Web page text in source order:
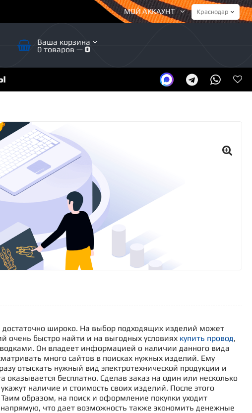
МОЙ АККАУНТ
Ваша корзина
0 товаров — 0
достаточно широко. На выбор подходящих изделий может
очень быстро найти и на выгодных условиях купить провод,
Он владеет информацией о наличии данного вида
много сайтов в поисках нужных изделий. Ему
отыскать нужный вид электротехнической продукции и
оказывается бесплатно. Сделав заказ на один или несколько
наличие и стоимость своих изделий. После этого
образом, на поиск и оформление покупки уходит
что дает возможность также экономить денежные